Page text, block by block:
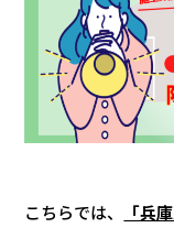
こちらでは、
「兵